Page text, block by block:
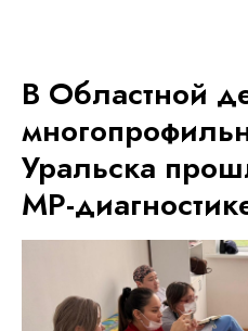
В Областной
Уральска
МР-